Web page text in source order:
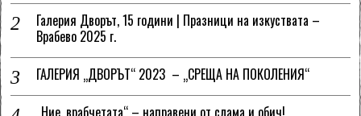
Галерия Дворът, 15 години | Празници на изкуствата –
Врабево 2025 г.
ГАЛЕРИЯ „ДВОРЪТ“ 2023 – „СРЕЩА НА ПОКОЛЕНИЯ“
„Ние, врабчетата“ – направени от слама и обич!